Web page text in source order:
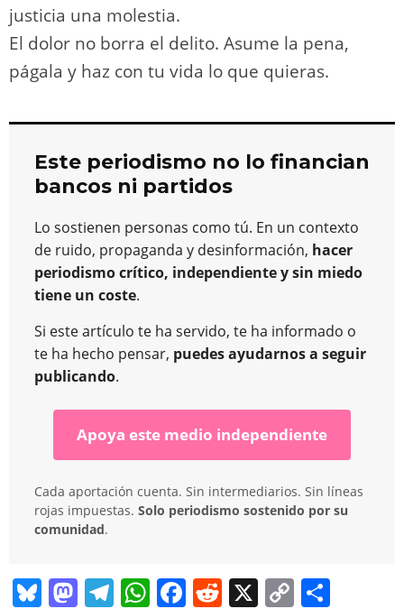
justicia una molestia.
El dolor no borra el delito. Asume la pena,
págala y haz con tu vida lo que quieras.
Este periodismo no lo financian
bancos ni partidos
Lo sostienen personas como tú. En un contexto
de ruido, propaganda y desinformación, hacer
periodismo crítico, independiente y sin miedo
tiene un coste.
Si este artículo te ha servido, te ha informado o
te ha hecho pensar, puedes ayudarnos a seguir
publicando.
Apoya este medio independiente
Cada aportación cuenta. Sin intermediarios. Sin líneas
rojas impuestas. Solo periodismo sostenido por su
comunidad.
Bl M T W F R X C